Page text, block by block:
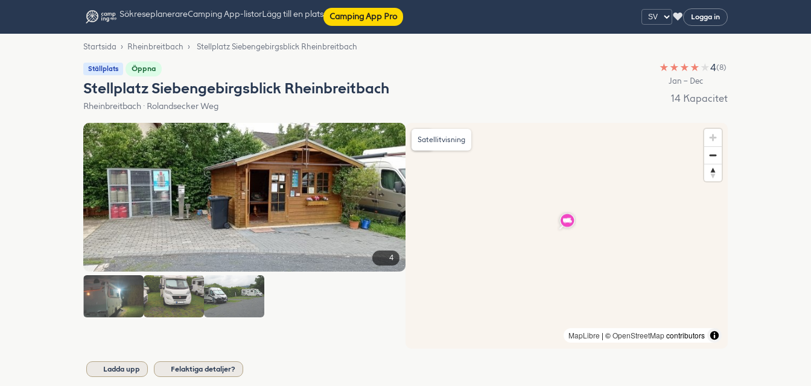
SökreseplanerareCamping App-listorLägg till en plats Camping App Pro ♥ Logga in
Startsida › Rheinbreitbach › Stellplatz Siebengebirgsblick Rheinbreitbach
Ställplats Öppna
Stellplatz Siebengebirgsblick Rheinbreitbach
Rheinbreitbach · Rolandsecker Weg
★ ★ ★ ★ ★4(8)
Jan – Dec
14 Kapacitet
4
MapLibre | ©OpenStreetMapcontributors
Satellitvisning
Ladda upp Felaktiga detaljer?